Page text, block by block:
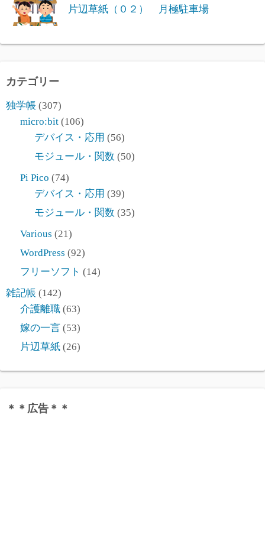
片辺草紙（０２） 月極駐車場
カテゴリー
独学帳 (307)
micro:bit (106)
デバイス・応用 (56)
モジュール・関数 (50)
Pi Pico (74)
デバイス・応用 (39)
モジュール・関数 (35)
Various (21)
WordPress (92)
フリーソフト (14)
雑記帳 (142)
介護離職 (63)
嫁の一言 (53)
片辺草紙 (26)
＊＊広告＊＊